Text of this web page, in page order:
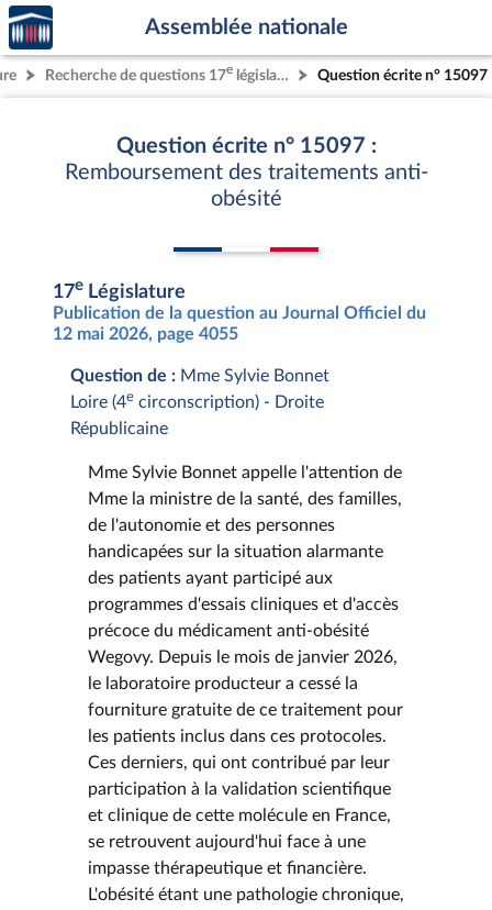
Aller au contenu
Aller en bas de la page
Accèder
à la
page
d'accueil
Assemblée nationale
Recherche de questions 17e législature Question écrite n° 15097
Question écrite n° 15097 :
Remboursement des traitements anti-
obésité
17e Législature
Publication de la question au Journal Officiel du
12 mai 2026, page 4055
Question de : Mme Sylvie Bonnet
Loire (4e circonscription) - Droite
Républicaine
Mme Sylvie Bonnet appelle l'attention de
Mme la ministre de la santé, des familles,
de l'autonomie et des personnes
handicapées sur la situation alarmante
des patients ayant participé aux
programmes d'essais cliniques et d'accès
précoce du médicament anti-obésité
Wegovy. Depuis le mois de janvier 2026,
le laboratoire producteur a cessé la
fourniture gratuite de ce traitement pour
les patients inclus dans ces protocoles.
Ces derniers, qui ont contribué par leur
participation à la validation scientifique
et clinique de cette molécule en France,
se retrouvent aujourd'hui face à une
impasse thérapeutique et financière.
L'obésité étant une pathologie chronique,